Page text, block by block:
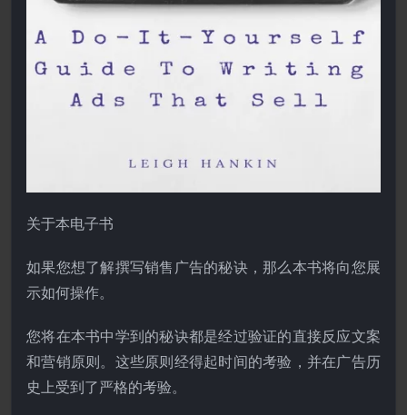
关于本电子书
如果您想了解撰写销售广告的秘诀，那么本书将向您展
示如何操作。
您将在本书中学到的秘诀都是经过验证的直接反应文案
和营销原则。这些原则经得起时间的考验，并在广告历
史上受到了严格的考验。